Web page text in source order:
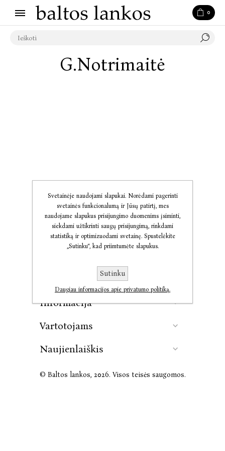
0
G.Notrimaitė
Informacija
Vartotojams
Naujienlaiškis
© Baltos lankos, 2026. Visos teisės saugomos.
Svetainėje naudojami slapukai. Norėdami pagerinti
svetainės funkcionalumą ir Jūsų patirtį, mes
naudojame slapukus prisijungimo duomenims įsiminti,
siekdami užtikrinti saugų prisijungimą, rinkdami
statistiką ir optimizuodami svetainę. Spustelėkite
„Sutinku“, kad priimtumėte slapukus.
Sutinku
Daugiau informacijos apie privatumo politiką.